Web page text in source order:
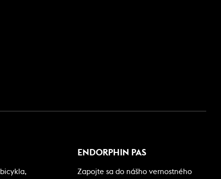
ENDORPHIN PAS
Zapojte sa do nášho vernostného